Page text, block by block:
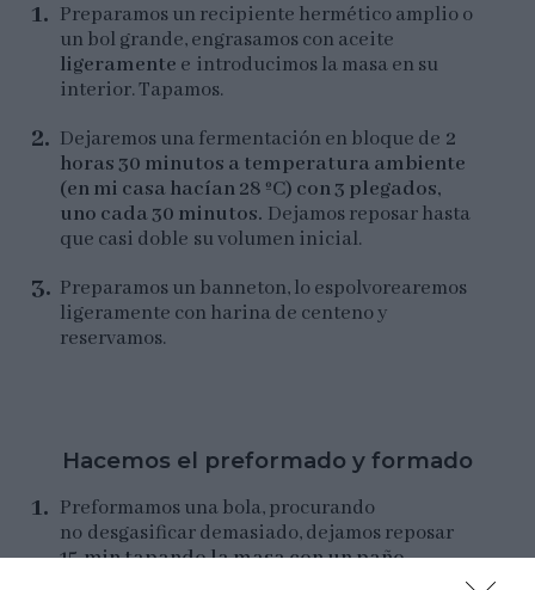
Preparamos un recipiente hermético amplio o
un bol grande, engrasamos con aceite
ligeramente e introducimos la masa en su
interior. Tapamos.
Dejaremos una fermentación en bloque de 2
horas 30 minutos a temperatura ambiente
(en mi casa hacían 28 ºC) con 3 plegados,
uno cada 30 minutos. Dejamos reposar hasta
que casi doble su volumen inicial.
Preparamos un banneton, lo espolvorearemos
ligeramente con harina de centeno y
reservamos.
Hacemos el preformado y formado
Preformamos una bola, procurando
no desgasificar demasiado, dejamos reposar
15 min tapando la masa con un paño.